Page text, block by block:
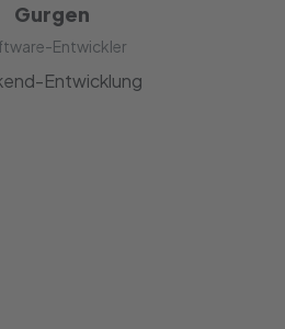
Gurgen
Entwickler
Entwicklung